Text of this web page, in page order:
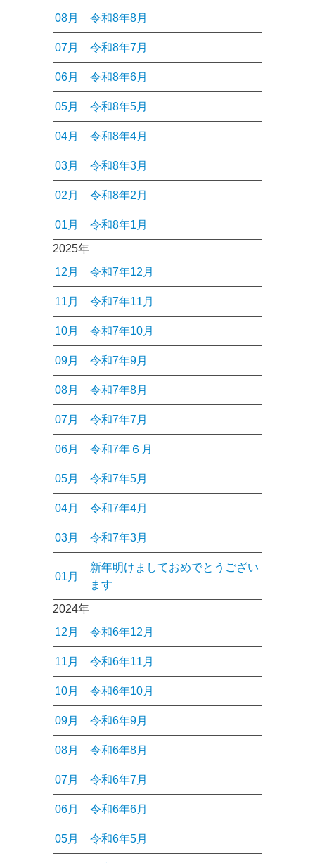
08月
令和8年8月
07月 令和8年7月
06月 令和8年6月
05月 令和8年5月
04月 令和8年4月
03月 令和8年3月
02月 令和8年2月
01月
令和8年1月
2025年
12月
令和7年12月
11月 令和7年11月
10月 令和7年10月
09月 令和7年9月
08月 令和7年8月
07月 令和7年7月
06月 令和7年６月
05月 令和7年5月
04月 令和7年4月
03月 令和7年3月
01月
新年明けましておめでとうござい
ます
2024年
12月
令和6年12月
11月 令和6年11月
10月 令和6年10月
09月 令和6年9月
08月 令和6年8月
07月 令和6年7月
06月 令和6年6月
05月 令和6年5月